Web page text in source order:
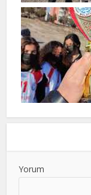
Yorum